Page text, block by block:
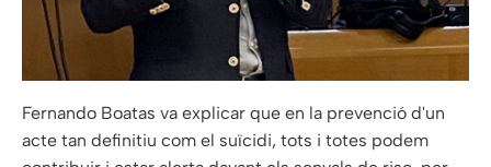
Fernando Boatas va explicar que en la prevenció d'un
acte tan definitiu com el suïcidi, tots i totes podem